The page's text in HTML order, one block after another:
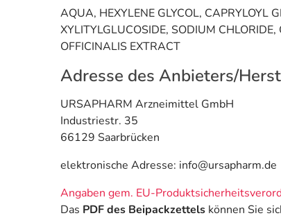
AQUA, HEXYLENE GLYCOL, CAPRYLOYL
XYLITYLGLUCOSIDE, SODIUM
OFFICINALIS EXTRACT
Adresse des Anbieters/
URSAPHARM Arzneimittel GmbH
Industriestr. 35
66129 Saarbrücken
elektronische Adresse: info@ursapharm.de
Angaben gem. EU-
Das PDF des Beipackzettels können Sie